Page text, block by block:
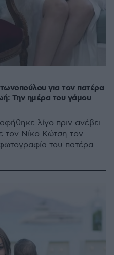
για τον πατέρα
Την ημέρα του γάμου
λίγο πριν ανέβει
τον Νίκο Κώτση τον
του πατέρα